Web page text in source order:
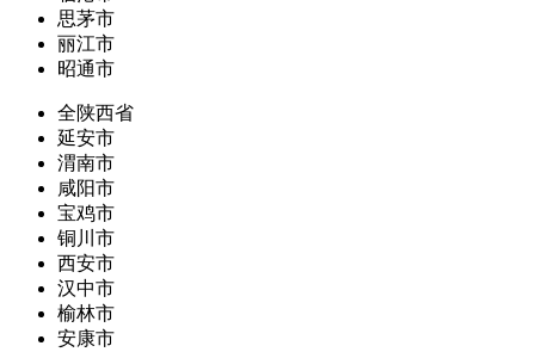
思茅市
丽江市
昭通市
全陕西省
延安市
渭南市
咸阳市
宝鸡市
铜川市
西安市
汉中市
榆林市
安康市